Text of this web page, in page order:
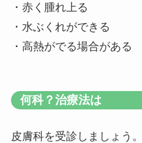
・赤く腫れ上る
・水ぶくれができる
・高熱がでる場合がある
何科？治療法は
皮膚科を受診しましょう。